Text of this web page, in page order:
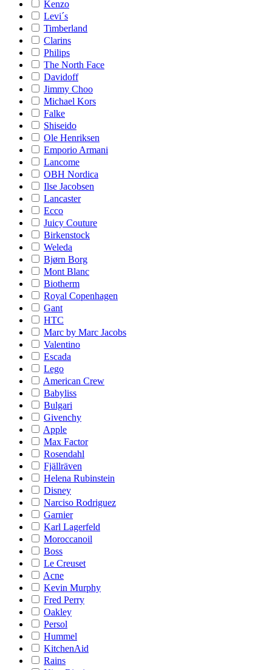
Kenzo
Levi´s
Timberland
Clarins
Philips
The North Face
Davidoff
Jimmy Choo
Michael Kors
Falke
Shiseido
Ole Henriksen
Emporio Armani
Lancome
OBH Nordica
Ilse Jacobsen
Lancaster
Ecco
Juicy Couture
Birkenstock
Weleda
Bjørn Borg
Mont Blanc
Biotherm
Royal Copenhagen
Gant
HTC
Marc by Marc Jacobs
Valentino
Escada
Lego
American Crew
Babyliss
Bulgari
Givenchy
Apple
Max Factor
Rosendahl
Fjällräven
Helena Rubinstein
Disney
Narciso Rodriguez
Garnier
Karl Lagerfeld
Moroccanoil
Boss
Le Creuset
Acne
Kevin Murphy
Fred Perry
Oakley
Persol
Hummel
KitchenAid
Rains